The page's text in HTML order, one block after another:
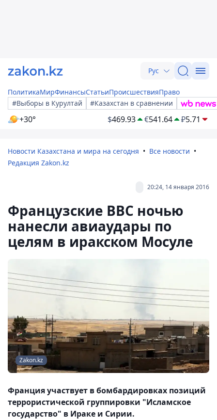
Рус
ПолитикаМирФинансыСтатьиПроисшествияПраво
#Выборы в Курултай
#Казахстан в сравнении
+30° $469.93 €541.64 ₽5.71
Новости Казахстана и мира на сегодня
Все новости
Редакция Zakon.kz
20:24, 14 января 2016
Французские ВВС ночью
нанесли авиаудары по
целям в иракском Мосуле
Zakon.kz
Франция участвует в бомбардировках позиций
террористической группировки "Исламское
государство" в Ираке и Сирии.